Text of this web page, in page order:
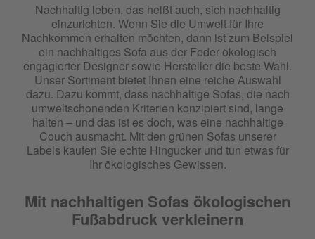
Nachhaltig leben, das heißt auch, sich nachhaltig
einzurichten. Wenn Sie die Umwelt für Ihre
Nachkommen erhalten möchten, dann ist zum Beispiel
ein nachhaltiges Sofa aus der Feder ökologisch
engagierter Designer sowie Hersteller die beste Wahl.
Unser Sortiment bietet Ihnen eine reiche Auswahl
dazu. Dazu kommt, dass nachhaltige Sofas, die nach
umweltschonenden Kriterien konzipiert sind, lange
halten – und das ist es doch, was eine nachhaltige
Couch ausmacht. Mit den grünen Sofas unserer
Labels kaufen Sie echte Hingucker und tun etwas für
Ihr ökologisches Gewissen.
Mit nachhaltigen Sofas ökologischen
Fußabdruck verkleinern